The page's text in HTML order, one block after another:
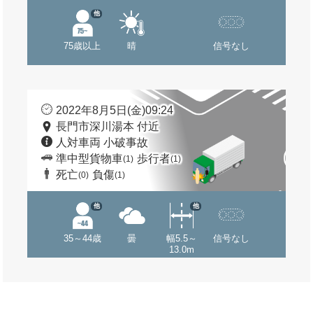
75歳以上
他
晴 信号なし
2022年8月5日(金)09:24
長門市深川湯本 付近
人対車両 小破事故
準中型貨物車(1) 歩行者(1)
死亡(0) 負傷(1)
35～44歳
他
曇
幅5.5～
13.0m
他
信号なし